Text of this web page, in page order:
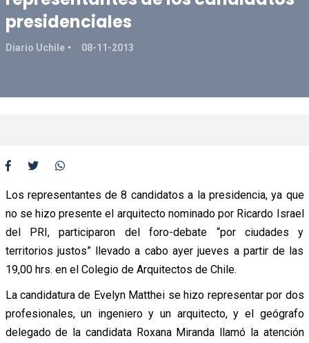
presidenciales
Diario Uchile 08-11-2013
Los representantes de 8 candidatos a la presidencia, ya que
no se hizo presente el arquitecto nominado por Ricardo Israel
del PRI, participaron del foro-debate “por ciudades y
territorios justos” llevado a cabo ayer jueves a partir de las
19,00 hrs. en el Colegio de Arquitectos de Chile.
La candidatura de Evelyn Matthei se hizo representar por dos
profesionales, un ingeniero y un arquitecto, y el geógrafo
delegado de la candidata Roxana Miranda llamó la atención